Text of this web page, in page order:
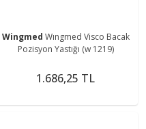
Wingmed Wıngmed Visco Bacak
Pozisyon Yastığı (w 1219)
1.686,25 TL